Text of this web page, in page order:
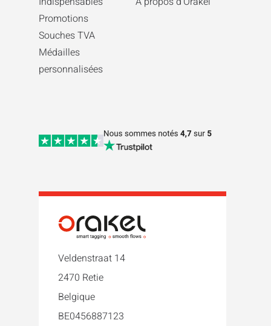
Promotions
Souches TVA
Médailles
personnalisées
Veldenstraat 14
2470 Retie
Belgique
BE0456887123